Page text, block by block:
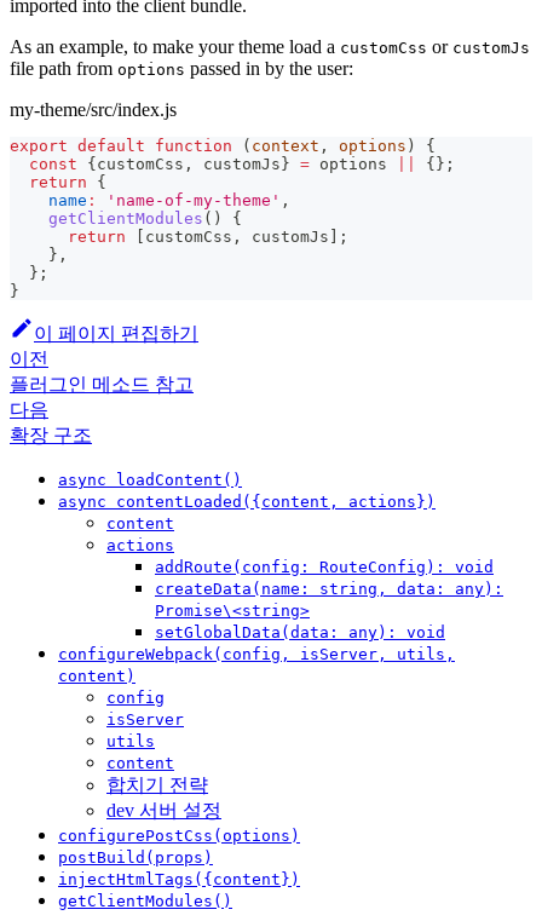
imported into the client bundle.
As an example, to make your theme load a customCss or customJs
file path from options passed in by the user:
my-theme/src/index.js
export default function ( context , options )
{
const
{ customCss , customJs } = options { } ;
return
{
name : 'name-of-my-theme' ,
getClientModules ( )
{
return
customCss , customJs
;
} ,
} ;
}
이 페이지 편집하기
이전
플러그인 메소드 참고
다음
확장 구조
async loadContent()
async contentLoaded({content, actions})
content
actions
addRoute(config: RouteConfig): void
createData(name: string, data: any):
Promise\<string>
setGlobalData(data: any): void
configureWebpack(config, isServer, utils,
content)
config
isServer
utils
content
합치기 전략
dev 서버 설정
configurePostCss(options)
postBuild(props)
injectHtmlTags({content})
getClientModules()